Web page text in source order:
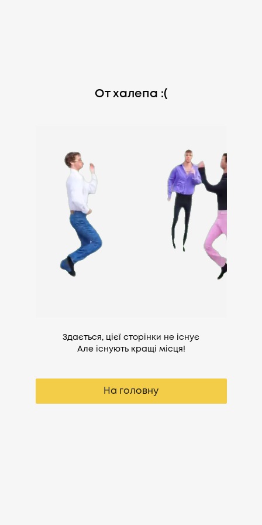
От халепа :(
Здається, цієї сторінки не існує
Але існують кращі місця!
На головну